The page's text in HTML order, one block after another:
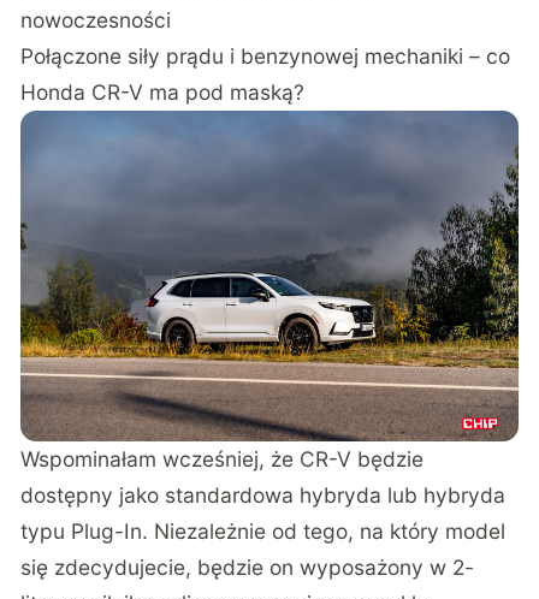
nowoczesności
Połączone siły prądu i benzynowej mechaniki – co
Honda CR-V ma pod maską?
Wspominałam wcześniej, że CR-V będzie
dostępny jako standardowa hybryda lub hybryda
typu Plug-In. Niezależnie od tego, na który model
się zdecydujecie, będzie on wyposażony w 2-